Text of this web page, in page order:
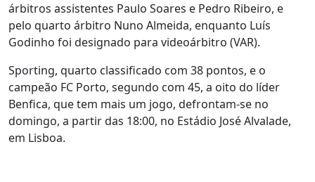
árbitros assistentes Paulo Soares e Pedro Ribeiro, e
pelo quarto árbitro Nuno Almeida, enquanto Luís
Godinho foi designado para videoárbitro (VAR).
Sporting, quarto classificado com 38 pontos, e o
campeão FC Porto, segundo com 45, a oito do líder
Benfica, que tem mais um jogo, defrontam-se no
domingo, a partir das 18:00, no Estádio José Alvalade,
em Lisboa.